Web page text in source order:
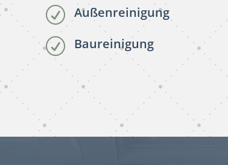
R Außenreinigung
R Baureinigung
subunternehmer
gebäudereinigung München